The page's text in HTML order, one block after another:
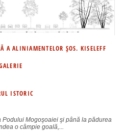
A ALINIAMENTELOR ŞOS. KISELEFF
ISTORIC
Mogoşoaiei şi până la pădurea
o câmpie goală,...